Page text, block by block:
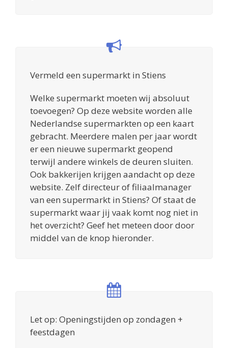
Vermeld een supermarkt in Stiens
Welke supermarkt moeten wij absoluut
toevoegen? Op deze website worden alle
Nederlandse supermarkten op een kaart
gebracht. Meerdere malen per jaar wordt
er een nieuwe supermarkt geopend
terwijl andere winkels de deuren sluiten.
Ook bakkerijen krijgen aandacht op deze
website. Zelf directeur of filiaalmanager
van een supermarkt in Stiens? Of staat de
supermarkt waar jij vaak komt nog niet in
het overzicht? Geef het meteen door door
middel van de knop hieronder.
Let op: Openingstijden op zondagen +
feestdagen